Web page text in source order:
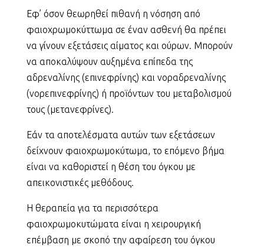
Εφ’ όσον θεωρηθεί πιθανή η νόσηση από
φαιοχρωμοκύττωμα σε έναν ασθενή θα πρέπει
να γίνουν εξετάσεις αίματος και ούρων. Μπορούν
να αποκαλύψουν αυξημένα επίπεδα της
αδρεναλίνης (επινεφρίνης) και νοραδρεναλίνης
(νορεπινεφρίνης) ή προϊόντων του μεταβολισμού
τους (μετανεφρίνες).
Εάν τα αποτελέσματα αυτών των εξετάσεων
δείχνουν φαιοχρωμοκύτωμα, το επόμενο βήμα
είναι να καθοριστεί η θέση του όγκου με
απεικονιστικές μεθόδους.
Η θεραπεία για τα περισσότερα
φαιοχρωμοκυτώματα είναι η χειρουργική
επέμβαση με σκοπό την αφαίρεση του όγκου